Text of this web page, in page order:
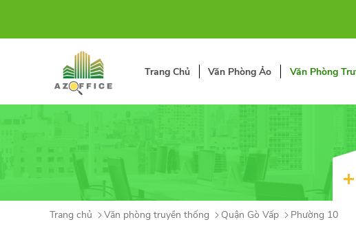
Trang Chủ Văn Phòng Ảo Văn Phòng
Trang chủ Văn phòng truyền thống Quận Gò Vấp Phường 10